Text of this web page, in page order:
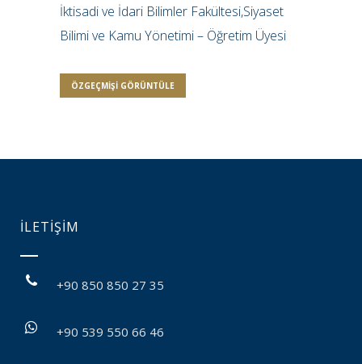
İktisadi ve İdari Bilimler Fakültesi,Siyaset
Bilimi ve Kamu Yönetimi – Öğretim Üyesi
ÖZGEÇMIŞI GÖRÜNTÜLE
İLETİŞİM
+90 850 850 27 35
+90 539 550 66 46